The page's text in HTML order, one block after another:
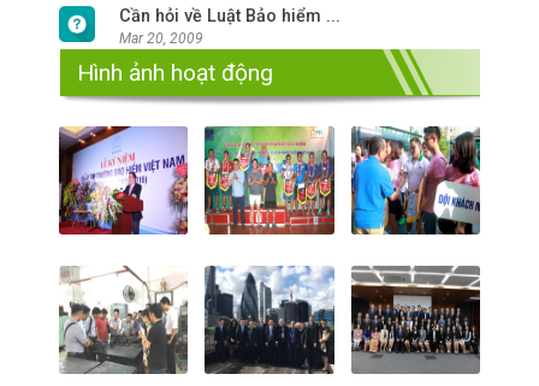
Cần hỏi về Luật Bảo hiểm ...
Mar 20, 2009
Hình ảnh hoạt động